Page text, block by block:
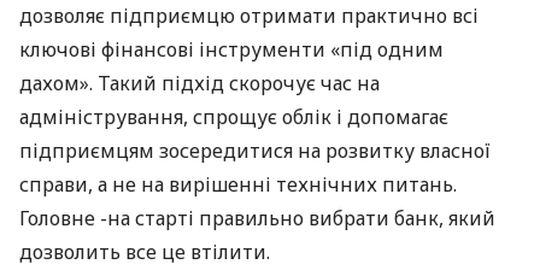
дозволяє підприємцю отримати практично всі
ключові фінансові інструменти «під одним
дахом». Такий підхід скорочує час на
адміністрування, спрощує облік і допомагає
підприємцям зосередитися на розвитку власної
справи, а не на вирішенні технічних питань.
Головне -на старті правильно вибрати банк, який
дозволить все це втілити.